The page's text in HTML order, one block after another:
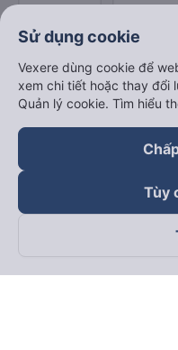
Theo dõi chúng tôi
Sử dụng cookie
Vexere dùng cookie để
xem chi tiết hoặc thay đổi
Quản lý cookie. Tìm hiểu
Tùy